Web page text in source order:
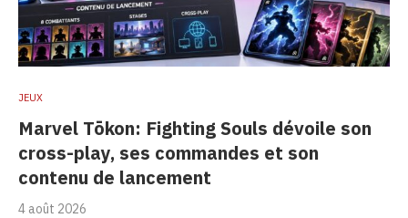
JEUX
Marvel Tōkon: Fighting Souls dévoile son
cross-play, ses commandes et son
contenu de lancement
4 août 2026